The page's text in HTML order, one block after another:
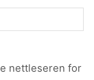
nettleseren for